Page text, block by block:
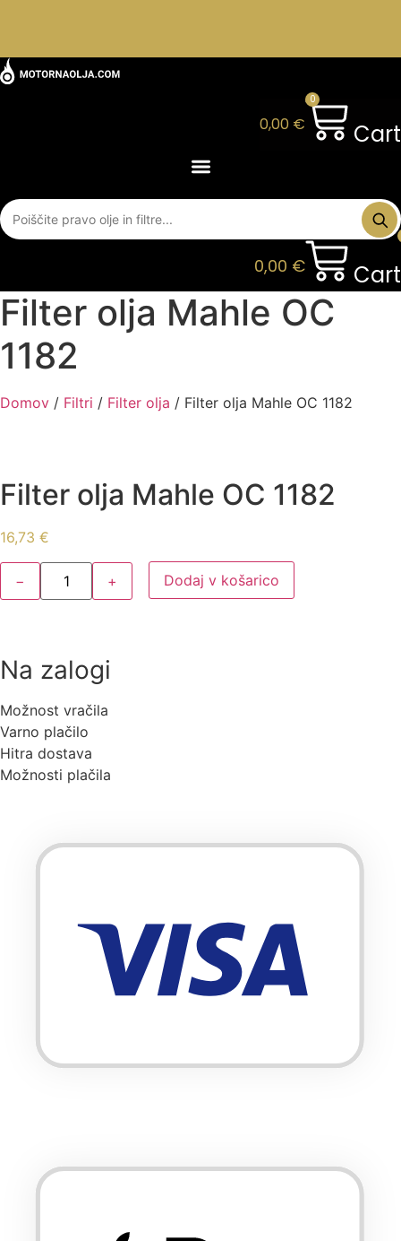
0,00 €
0
Cart
0,00 € Cart
Filter olja Mahle OC
1182
Domov / Filtri / Filter olja / Filter olja Mahle OC 1182
Filter olja Mahle OC 1182
16,73 €
Filter
olja
količina
− + Dodaj v košarico
Na zalogi
Možnost vračila
Varno plačilo
Hitra dostava
Možnosti plačila